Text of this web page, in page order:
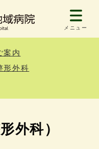
メニュー
案内
形外科
外科）